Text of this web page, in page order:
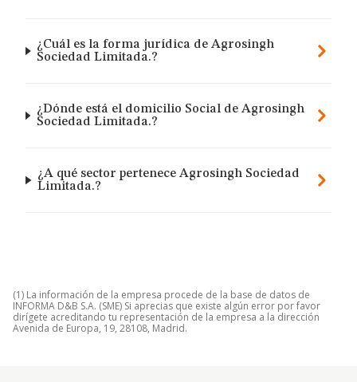
¿Cuál es la forma jurídica de Agrosingh
Sociedad Limitada.?
¿Dónde está el domicilio Social de Agrosingh
Sociedad Limitada.?
¿A qué sector pertenece Agrosingh Sociedad
Limitada.?
(1) La información de la empresa procede de la base de datos de
INFORMA D&B S.A. (SME) Si aprecias que existe algún error por favor
dirígete acreditando tu representación de la empresa a la dirección
Avenida de Europa, 19, 28108, Madrid.